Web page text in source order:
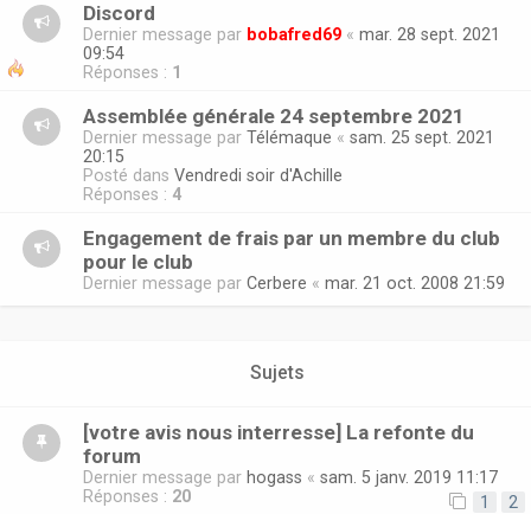
Discord
Dernier message par bobafred69 « mar. 28 sept. 2021
09:54
Réponses : 1
Assemblée générale 24 septembre 2021
Dernier message par Télémaque « sam. 25 sept. 2021
20:15
Posté dans Vendredi soir d'Achille
Réponses : 4
Engagement de frais par un membre du club
pour le club
Dernier message par Cerbere « mar. 21 oct. 2008 21:59
Sujets
[votre avis nous interresse] La refonte du
forum
Dernier message par hogass « sam. 5 janv. 2019 11:17
Réponses : 20 1 2